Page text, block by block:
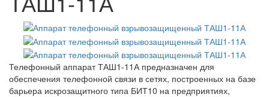
Телефонный аппарат ТАШ1-11А предназначен для
обеспечения телефонной связи в сетях, построенных на базе
барьера искрозащитного типа БИТ10 на предприятиях,